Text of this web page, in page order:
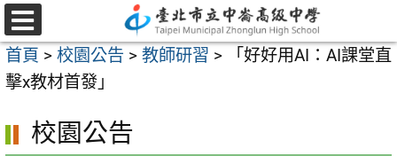
跳
至
主
要
容
選
單
首頁 > 校園公告 > 教師研習 >
「好好用AI：AI課堂直
擊x教材首發」
校園公告